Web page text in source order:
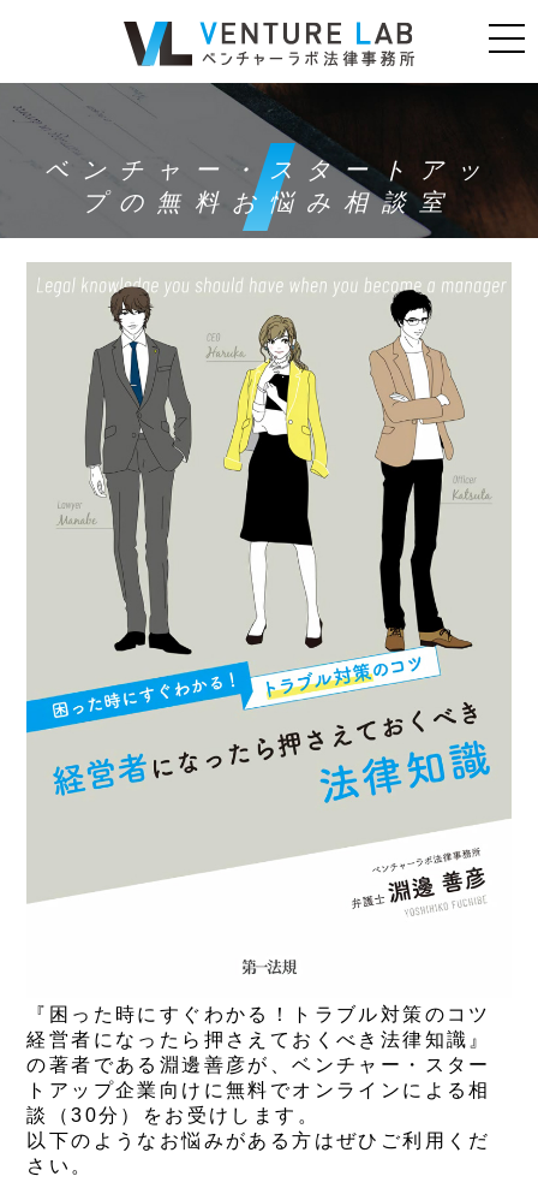
ベンチャー・スタートアッ
プの無料お悩み相談室
『困った時にすぐわかる！トラブル対策のコツ
経営者になったら押さえておくべき法律知識』
の著者である淵邊善彦が、ベンチャー・スター
トアップ企業向けに無料でオンラインによる相
談（30分）をお受けします。
以下のようなお悩みがある方はぜひご利用くだ
さい。